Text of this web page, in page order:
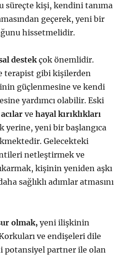
süreçte kişi, kendini tanıma
geçerek, yeni bir
hissetmelidir.
destekçok önemlidir.
terapist gibi kişilerden
güçlenmesine ve kendi
yardımcı olabilir. Eski
acılar vehayal kırıklıkları
yerine, yeni bir başlangıca
Gelecekteki
netleştirmek ve
kişinin yeniden aşkı
sağlıklı adımlar atmasını
olmak, yeni ilişkinin
ve endişeleri dile
potansiyel partner ile olan